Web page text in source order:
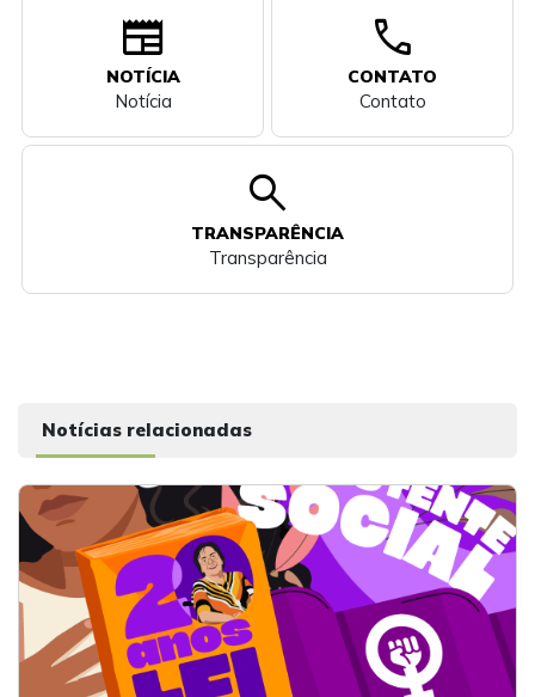
newspaper
NOTÍCIA
Notícia
call
CONTATO
Contato
search
TRANSPARÊNCIA
Transparência
Notícias relacionadas